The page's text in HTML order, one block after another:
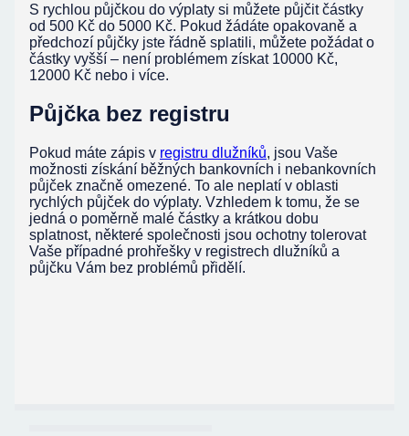
S rychlou půjčkou do výplaty si můžete půjčit částky
od 500 Kč do 5000 Kč. Pokud žádáte opakovaně a
předchozí půjčky jste řádně splatili, můžete požádat o
částky vyšší – není problémem získat 10000 Kč,
12000 Kč nebo i více.
Půjčka bez registru
Pokud máte zápis v registru dlužníků, jsou Vaše
možnosti získání běžných bankovních i nebankovních
půjček značně omezené. To ale neplatí v oblasti
rychlých půjček do výplaty. Vzhledem k tomu, že se
jedná o poměrně malé částky a krátkou dobu
splatnost, některé společnosti jsou ochotny tolerovat
Vaše případné prohřešky v registrech dlužníků a
půjčku Vám bez problémů přidělí.